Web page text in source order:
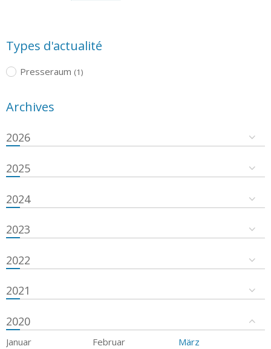
Types d'actualité
Presseraum (1)
Archives
2026
2025
2024
2023
2022
2021
2020
Januar Februar
März